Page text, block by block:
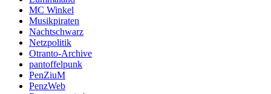
MC Winkel
Musikpiraten
Nachtschwarz
Netzpolitik
Otranto-Archive
pantoffelpunk
PenZiuM
PenzWeb